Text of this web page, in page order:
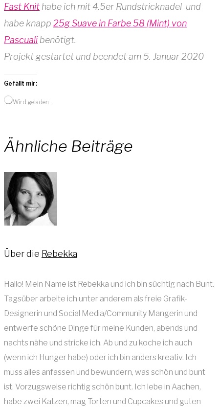
Fast Knit habe ich mit 4,5er Rundstricknadel und
habe knapp 25g Suave in Farbe 58 (Mint) von
Pascuali benötigt.
Projekt gestartet und beendet am 5. Januar 2020
Gefällt mir:
Wird geladen …
Ähnliche Beiträge
Über die Rebekka
Hallo! Mein Name ist Rebekka und ich bin süchtig nach Bunt.
Tagsüber arbeite ich unter anderem als freie Grafik-
Designerin und Social Media/Community Mangerin und
entwerfe schöne Dinge für meine Kunden, abends und
nachts nähe und stricke ich. Ab und zu koche ich auch
(wenn ich Hunger habe) oder ich bin anders kreativ. Ich
muss alles anfassen und bewundern, was schön und bunt
ist. Vorzugsweise richtig schön bunt. Ich lebe in Aachen,
habe zwei Katzen, mag Torten und Cupcakes und guten